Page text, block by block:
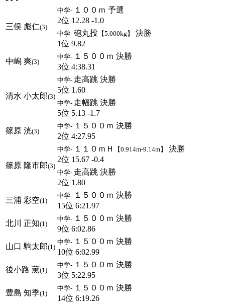
三俣 彪仁(3)
中学- １００ｍ 予選
2位 12.28 -1.0
中学- 砲丸投 【5.000kg】
決勝
1位 9.82
中嶋 爽(3)
中学- １５００ｍ 決勝
3位 4:38.31
清水 小太郎(3)
中学- 走高跳 決勝
5位 1.60
中学- 走幅跳 決勝
5位 5.13 -1.7
篠原 洸(3)
中学- １５００ｍ 決勝
2位 4:27.95
篠原 隆市郎(3)
中学- １１０ｍＨ 【0.914m-9.14m】
決勝
2位 15.67 -0.4
中学- 走高跳 決勝
2位 1.80
三浦 彩空(1)
中学- １５００ｍ 決勝
15位 6:21.97
北川 正知(1)
中学- １５００ｍ 決勝
9位 6:02.86
山口 駒太郎(1)
中学- １５００ｍ 決勝
10位 6:02.99
後小路 薫(1)
中学- １５００ｍ 決勝
3位 5:22.95
豊島 知季(1)
中学- １５００ｍ 決勝
14位 6:19.26